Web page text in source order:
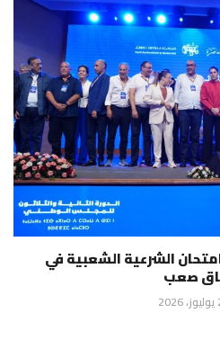
امتحان الشرعية الشعبية في
صعب